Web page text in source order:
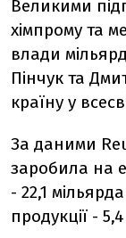
Великими
хімпрому та
влади
Пінчук та
країну у
За даними
заробила на
- 22,1
продукції -